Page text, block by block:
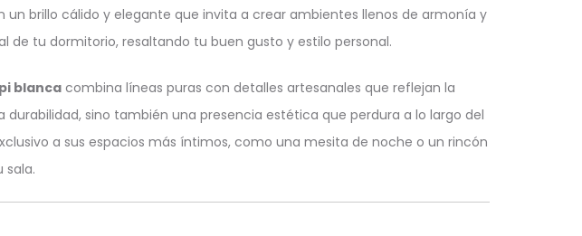
brillo cálido y elegante que invita a crear ambientes llenos de armonía y
tu dormitorio, resaltando tu buen gusto y estilo personal.
blancacombina líneas puras con detalles artesanales que reflejan la
sino también una presencia estética que perdura a lo largo del
a sus espacios más íntimos, como una mesita de noche o un rincón
sala.